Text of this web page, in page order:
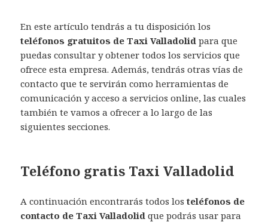
En este artículo tendrás a tu disposición los
teléfonos gratuitos de Taxi Valladolid para que
puedas consultar y obtener todos los servicios que
ofrece esta empresa. Además, tendrás otras vías de
contacto que te servirán como herramientas de
comunicación y acceso a servicios online, las cuales
también te vamos a ofrecer a lo largo de las
siguientes secciones.
Teléfono gratis Taxi Valladolid
A continuación encontrarás todos losteléfonos de
contacto de Taxi Valladolid que podrás usar para